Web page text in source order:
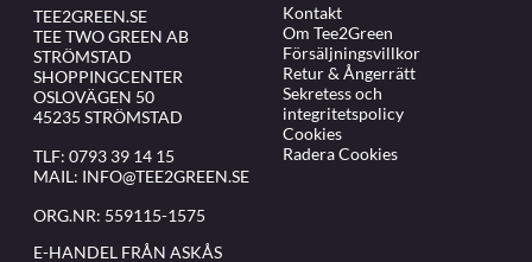
TEE2GREEN.SE
TEE TWO GREEN AB
STRÖMSTAD
SHOPPINGCENTER
OSLOVÄGEN 50
45235 STRÖMSTAD
TLF: 0793 39 14 15
MAIL: INFO@TEE2GREEN.SE
ORG.NR: 559115-1575
E-HANDEL FRÅN ASKÅS
Kontakt
Om Tee2Green
Försäljningsvillkor
Retur & Ångerrätt
Sekretess och
integritetspolicy
Cookies
Radera Cookies